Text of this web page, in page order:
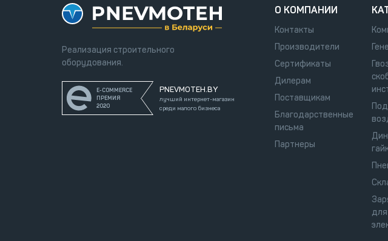
Реализация строительного
оборудования.
E-COMMERCE
ПРЕМИЯ
2020
PNEVMOTEH.BY
лучший интернет-магазин
среди малого бизнеса
О КОМПАНИИ
Контакты
Производители
Сертификаты
Дилерам
Поставщикам
Благодарственные
письма
Партнеры
для